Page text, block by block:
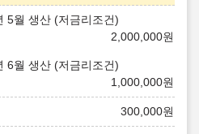
5월 생산 (저금리조건)
2,000,000원
6월 생산 (저금리조건)
1,000,000원
300,000원